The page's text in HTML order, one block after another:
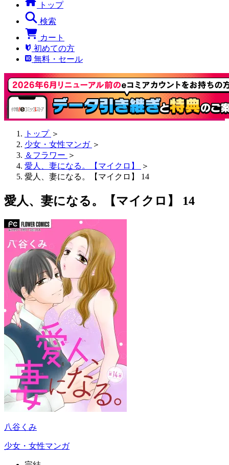
トップ
検索
カート
初めての方
無料・セール
トップ ＞
少女・女性マンガ ＞
＆フラワー ＞
愛人、妻になる。【マイクロ】
＞
愛人、妻になる。【マイクロ】 14
愛人、妻になる。【マイクロ】 14
八谷くみ
少女・女性マンガ